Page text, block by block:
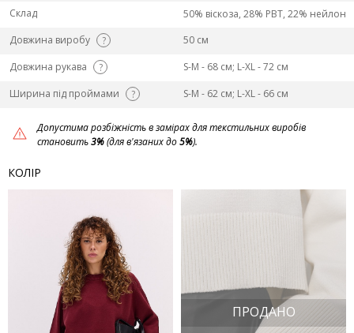
Склад
50% віскоза, 28% PBT, 22% нейлон
Довжина виробу
?
50 см
Довжина рукава
?
S-M - 68 см; L-ХL - 72 см
Ширина під проймами
? S-M - 62 см; L-ХL - 66 см
Допустима розбіжність в замірах для текстильних виробів
становить3%(для в'язаних до5%).
КОЛІР
ПРОДАНО